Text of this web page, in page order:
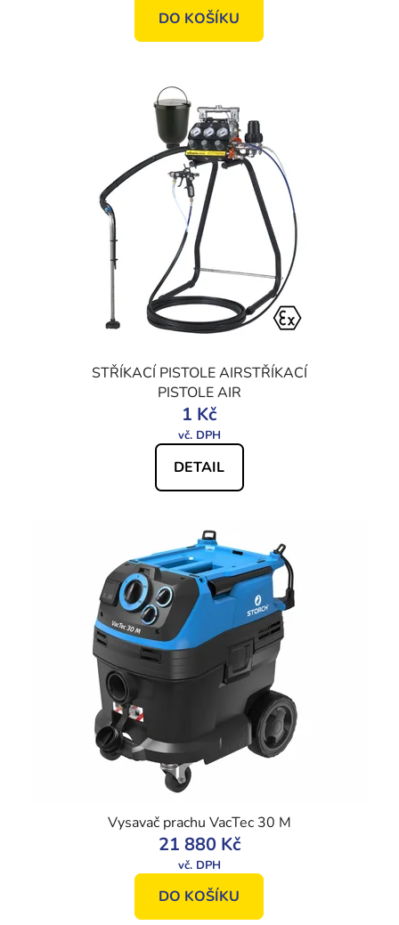
DO KOŠÍKU
STŘÍKACÍ PISTOLE AIRSTŘÍKACÍ
PISTOLE AIR
1 Kč
DETAIL
Vysavač prachu VacTec 30 M
21 880 Kč
DO KOŠÍKU